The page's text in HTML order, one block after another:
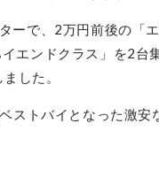
ーで、2万円前後の「
エンドクラス」を2台
した。
ストバイとなった激安